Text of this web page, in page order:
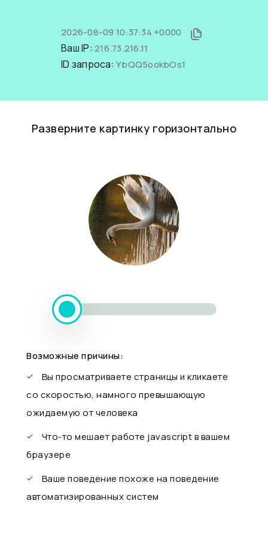
2026-08-09 10:37:34 +0000
Ваш IP: 216.73.216.11
ID запроса: YbQQ5ookbOs1
Разверните картинку горизонтально
Возможные причины:
Вы просматриваете страницы и кликаете
со скоростью, намного превышающую
ожидаемую от человека
Что-то мешает работе javascript в вашем
браузере
Ваше поведение похоже на поведение
автоматизированных систем